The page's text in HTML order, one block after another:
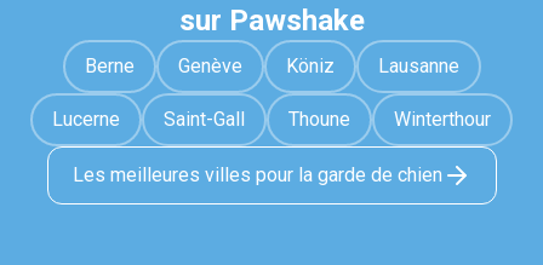
sur Pawshake
Berne Genève Köniz Lausanne
Lucerne Saint-Gall Thoune Winterthour
Les meilleures villes pour la garde de chien